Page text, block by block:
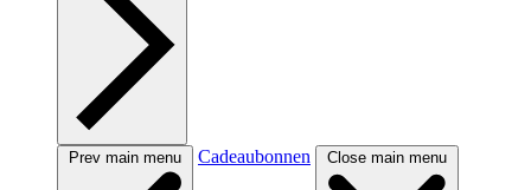
Prev main menu Cadeaubonnen Close main menu